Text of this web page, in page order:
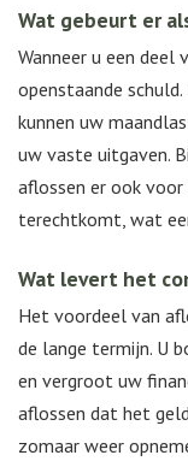
Wat gebeurt er
Wanneer u een
openstaande
kunnen uw
uw vaste uitgaven.
aflossen er ook
terechtkomt, wat
Wat levert het
Het voordeel van
de lange termijn. U
en vergroot uw
aflossen dat het
zomaar weer